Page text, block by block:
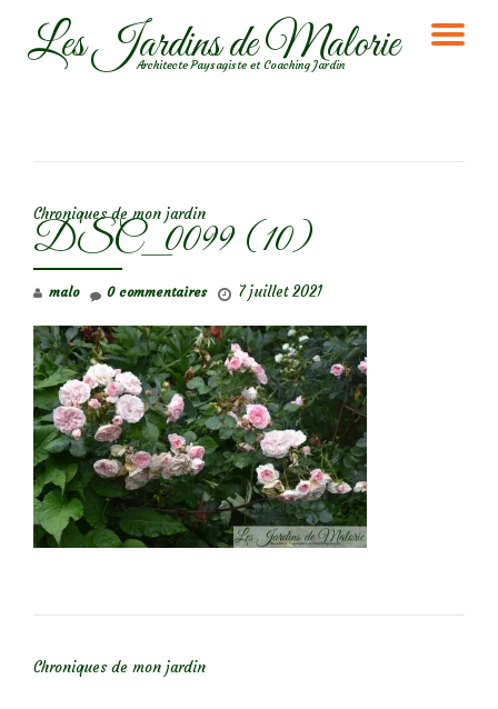
AllerLes Jardins de Malorie
Architecte Paysagiste et Coaching Jardin
Chroniques de mon jardin
DSC_0099 (10)
malo 7 juillet 2021
0 commentaires
Chroniques de mon jardin